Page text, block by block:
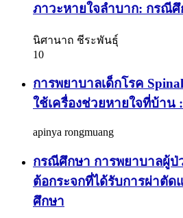
ภาวะหายใจลำบาก: กรณีศึ
นิศานาถ ชีระพันธุ์
10
การพยาบาลเด็กโรค
ใช้เครื่องช่วยหายใจที่บ้าน
apinya rongmuang
กรณีศึกษา การพยาบาลผู้ป่
ต้อกระจกที่ได้รับการผ่าตั
ศึกษา